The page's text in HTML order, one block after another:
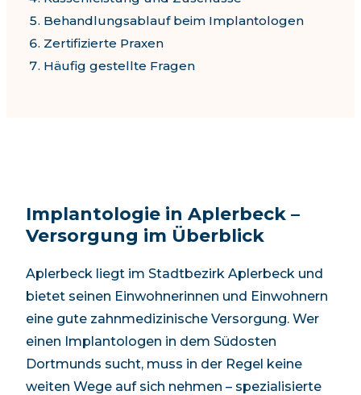
Behandlungsablauf beim Implantologen
Zertifizierte Praxen
Häufig gestellte Fragen
Implantologie in Aplerbeck –
Versorgung im Überblick
Aplerbeck liegt im Stadtbezirk Aplerbeck und
bietet seinen Einwohnerinnen und Einwohnern
eine gute zahnmedizinische Versorgung. Wer
einen Implantologen in dem Südosten
Dortmunds sucht, muss in der Regel keine
weiten Wege auf sich nehmen – spezialisierte